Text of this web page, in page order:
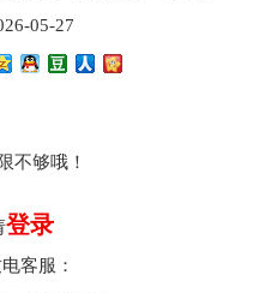
05-27
不够哦！
登录
客服：